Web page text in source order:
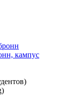
кампус